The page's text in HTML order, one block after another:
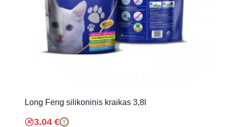
Long Feng silikoninis kraikas 3,8l
3.04 € !